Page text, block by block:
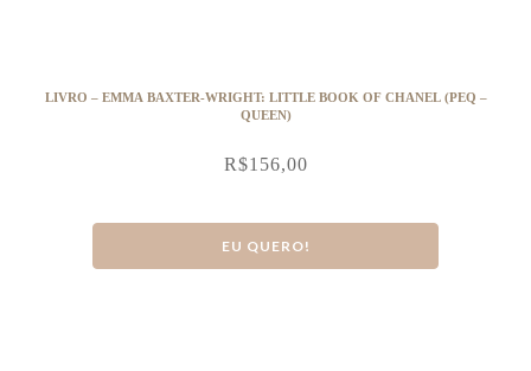
LIVRO – EMMA BAXTER-WRIGHT: LITTLE BOOK OF CHANEL (PEQ –
QUEEN)
R$156,00
EU QUERO!